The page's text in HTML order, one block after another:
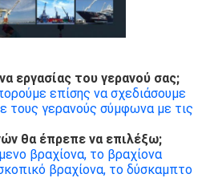
εργασίας του γερανού σας;
επίσης να σχεδιάσουμε
τους γερανούς σύμφωνα με τις
θα έπρεπε να επιλέξω;
βραχίονα, το βραχίονα
βραχίονα, το δύσκαμπτο